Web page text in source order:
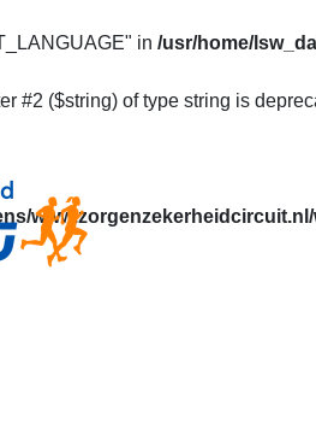
in /usr/home/
#2 ($string) of type string is